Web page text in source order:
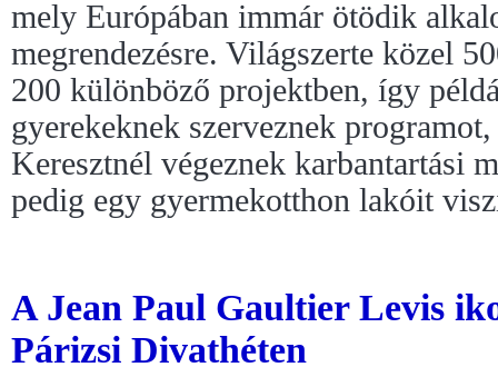
mely Európában immár ötödik
megrendezésre. Világszerte közel
200 különböző projektben, így
gyerekeknek szerveznek
Keresztnél végeznek karbantartási
pedig egy gyermekotthon lakóit
A Jean Paul Gaultier Levis
Párizsi Divathéten